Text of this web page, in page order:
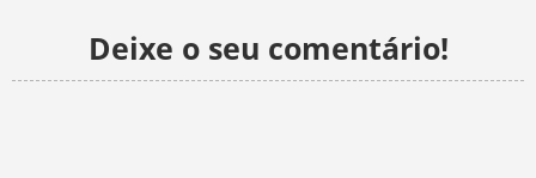
Deixe o seu comentário!